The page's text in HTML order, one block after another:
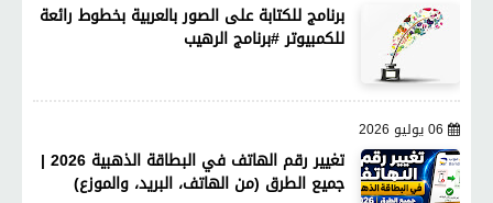
برنامج للكتابة على الصور بالعربية بخطوط رائعة
للكمبيوتر #برنامج الرهيب
06 يوليو 2026
تغيير رقم الهاتف في البطاقة الذهبية 2026 |
جميع الطرق (من الهاتف، البريد، والموزع)